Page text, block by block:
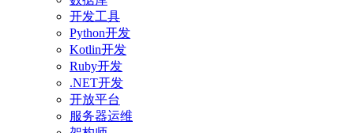
开发工具
Python开发
Kotlin开发
Ruby开发
.NET开发
开放平台
服务器运维